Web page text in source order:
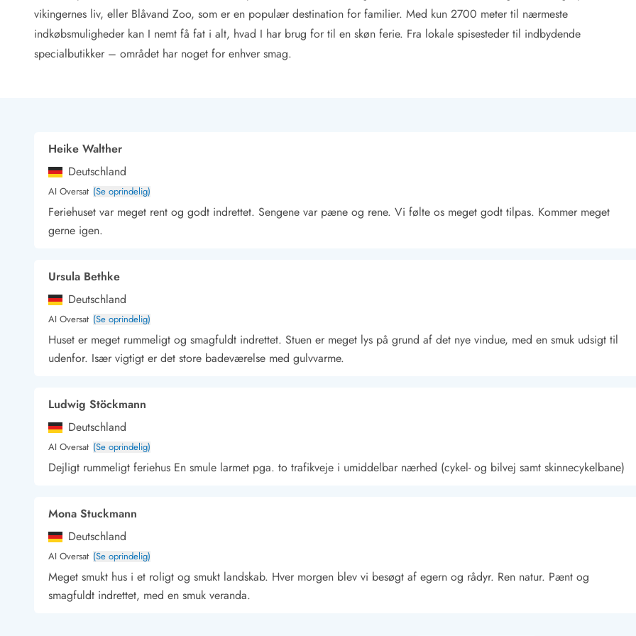
Rav - find det selv langs Vesterhavet
Indendørs legelande
Zoologiske haver og dyreparker
Sportsaktiviteter
Golfferie i sommerhus
Rideskoler/Ponyridning
Vandring langs Vestkysten
Kulturaktiviteter
Historiske museer
Kunstmuseer
Kunsthåndværk og gallerier
Kulinariske oplevelser
Sandskulpturfestival
Vikingetiden i Danmark
Kontakt BjerregårdKontakt Søndervig Kontakt HoustrupKontakt FanøKontakt BlåvandKontakt VejersKontakt HenneKontakt RømøKontakt
Bæredygtighed
Gæsterne siger
Nyhedsbrev
Sponsorater - Esmark støtter
Lejebetingelser
Persondata- og cookiepolitik
vikingernes liv, eller Blåvand Zoo, som er en populær destination for familier. Med kun 2700 meter til nærmeste
indkøbsmuligheder kan I nemt få fat i alt, hvad I har brug for til en skøn ferie. Fra lokale spisesteder til indbydende
specialbutikker – området har noget for enhver smag.
Heike Walther
Deutschland
AI Oversat (Se oprindelig)
Feriehuset var meget rent og godt indrettet. Sengene var pæne og rene. Vi følte os meget godt tilpas. Kommer meget
gerne igen.
Ursula Bethke
Deutschland
AI Oversat (Se oprindelig)
Huset er meget rummeligt og smagfuldt indrettet. Stuen er meget lys på grund af det nye vindue, med en smuk udsigt til
udenfor. Især vigtigt er det store badeværelse med gulvvarme.
Ludwig Stöckmann
Deutschland
AI Oversat (Se oprindelig)
Dejligt rummeligt feriehus En smule larmet pga. to trafikveje i umiddelbar nærhed (cykel- og bilvej samt skinnecykelbane)
Mona Stuckmann
Deutschland
AI Oversat (Se oprindelig)
Meget smukt hus i et roligt og smukt landskab. Hver morgen blev vi besøgt af egern og rådyr. Ren natur. Pænt og
smagfuldt indrettet, med en smuk veranda.